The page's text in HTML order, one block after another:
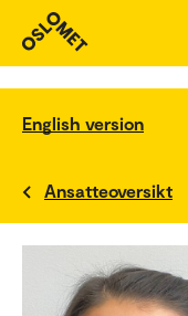
English version
Ansatteoversikt